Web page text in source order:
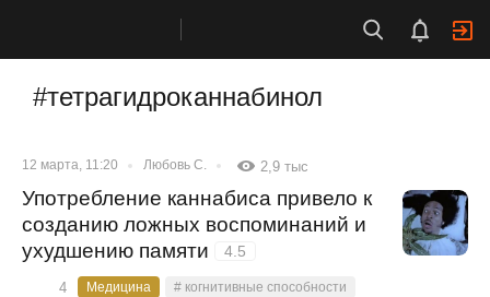
#тетрагидроканнабинол
12 марта, 11:20 Любовь С. 2,9 тыс
Употребление каннабиса привело к
созданию ложных воспоминаний и
ухудшению памяти
4.5
4 Медицина # когнитивные способности